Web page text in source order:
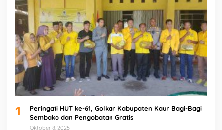
1
Peringati HUT ke-61, Golkar Kabupaten Kaur Bagi-Bagi
Sembako dan Pengobatan Gratis
Oktober 8, 2025